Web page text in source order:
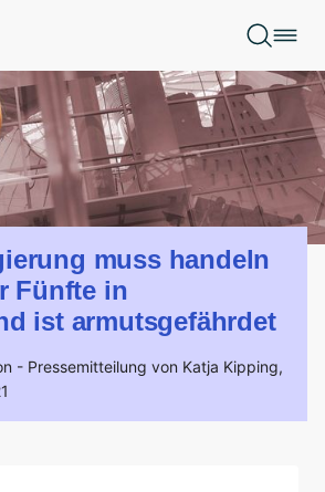
muss handeln
Fünfte in
ist armutsgefährdet
- Pressemitteilung von Katja Kipping,